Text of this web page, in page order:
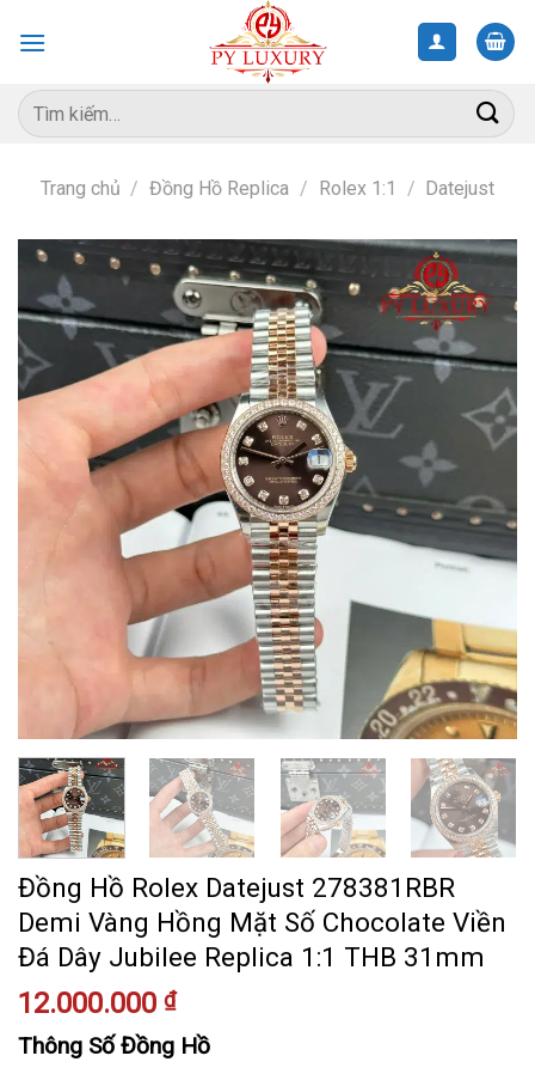
Tìm
kiếm:
Trang chủ / Đồng Hồ Replica / Rolex 1:1 / Datejust
Đồng Hồ Rolex Datejust 278381RBR
Demi Vàng Hồng Mặt Số Chocolate Viền
Đá Dây Jubilee Replica 1:1 THB 31mm
12.000.000 ₫
Thông Số Đồng Hồ